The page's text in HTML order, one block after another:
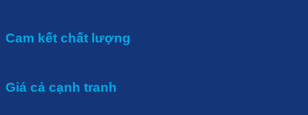
Cam kết chất lượng
Giá cả cạnh tranh